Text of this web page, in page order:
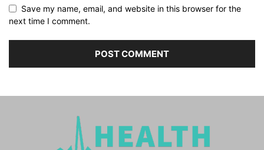
Save my name, email, and website in this browser for the
next time I comment.